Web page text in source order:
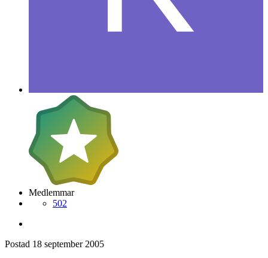
Medlemmar
502
Postad 18 september 2005